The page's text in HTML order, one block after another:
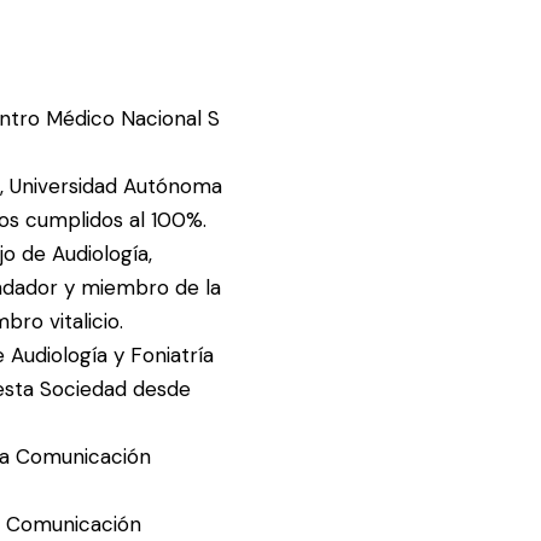
Médico Nacional S
Autónoma
cumplidos al 100%.
de Audiología,
y miembro de la
vitalicio.
Audiología y Foniatría
Sociedad desde
Comunicación